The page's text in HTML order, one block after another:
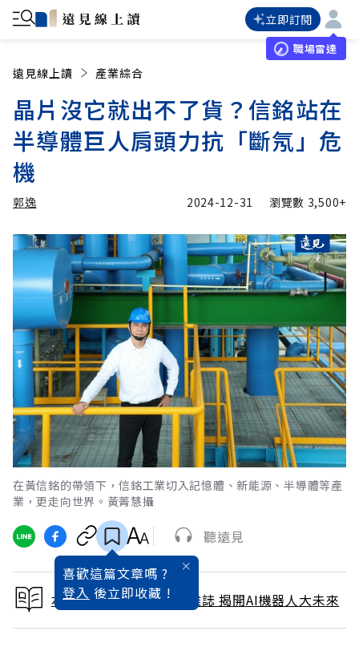
立即訂閱
職場雷達
遠見線上讀 產業綜合
晶片沒它就出不了貨？信銘站在
半導體巨人肩頭力抗「斷氖」危
機
郭逸
郭逸 加入追蹤
2024-12-31 瀏覽數 3,500+
在黃信銘的帶領下，信銘工業切入記憶體、新能源、半導體等產
業，更走向世界。黃菁慧攝
喜歡這篇文章嗎 ?
登入 後立即收藏 !
聽遠見
本文出自 2025 / 1月號雜誌 揭開AI機器人大未來